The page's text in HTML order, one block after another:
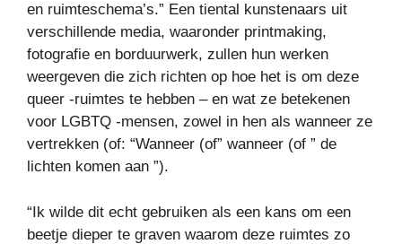
en ruimteschema’s.” Een tiental kunstenaars uit
verschillende media, waaronder printmaking,
fotografie en borduurwerk, zullen hun werken
weergeven die zich richten op hoe het is om deze
queer -ruimtes te hebben – en wat ze betekenen
voor LGBTQ -mensen, zowel in hen als wanneer ze
vertrekken (of: “Wanneer (of” wanneer (of ” de
lichten komen aan ”).
“Ik wilde dit echt gebruiken als een kans om een ​​
beetje dieper te graven waarom deze ruimtes zo